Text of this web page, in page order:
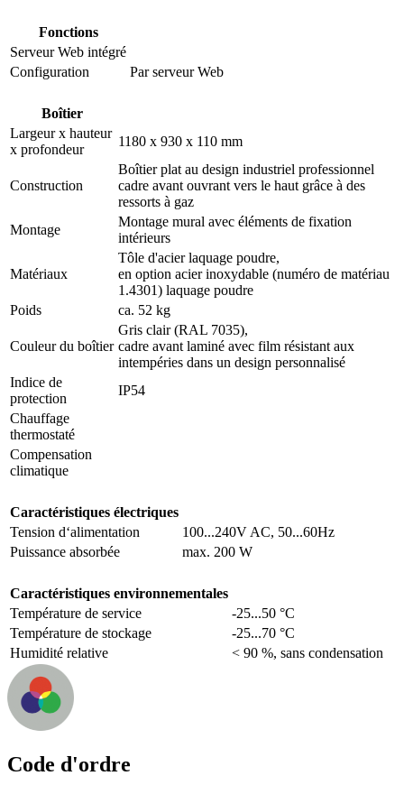
Fonctions
Serveur Web intégré
Configuration
Par serveur Web
Boîtier
Largeur x hauteur
x profondeur
1180 x 930 x 110 mm
Construction
Boîtier plat au design industriel professionnel
cadre avant ouvrant vers le haut grâce à des
ressorts à gaz
Montage
Montage mural avec éléments de fixation
intérieurs
Matériaux
Tôle d'acier laquage poudre,
en option acier inoxydable (numéro de matériau
1.4301) laquage poudre
Poids
ca. 52 kg
Couleur du boîtier
Gris clair (RAL 7035),
cadre avant laminé avec film résistant aux
intempéries dans un design personnalisé
Indice de
protection
IP54
Chauffage
thermostaté
Compensation
climatique
Caractéristiques électriques
Tension d‘alimentation
100...240V AC, 50...60Hz
Puissance absorbée
max. 200 W
Caractéristiques environnementales
Température de service
-25...50 °C
Température de stockage
-25...70 °C
Humidité relative
< 90 %, sans condensation
Code d'ordre